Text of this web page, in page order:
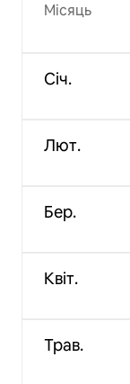
Місяць
Січ.
Лют.
Бер.
Квіт.
Трав.